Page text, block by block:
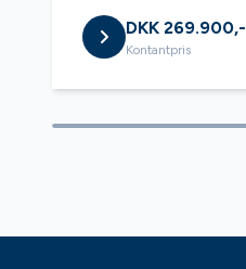
Tonede ruder
DKK 269.900,-
Kontantpris